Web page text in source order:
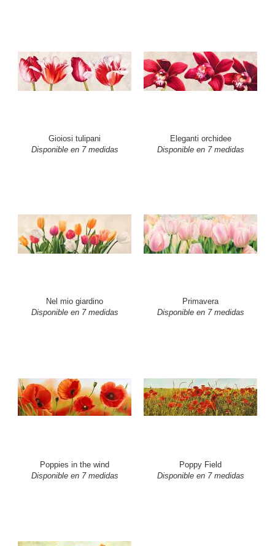
Gioiosi tulipani
Disponible en 7 medidas
Eleganti orchidee
Disponible en 7 medidas
Nel mio giardino
Disponible en 7 medidas
Primavera
Disponible en 7 medidas
Poppies in the wind
Disponible en 7 medidas
Poppy Field
Disponible en 7 medidas